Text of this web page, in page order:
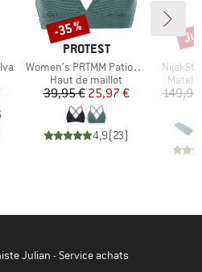
MARQUE
PROTEST
Article
Women's PRTMM Patio Triangle
Product group
Haut de maillot
Prix
39,95 €Prix réduit
25,97 €
4,9(23)
Remise
-35 %
Article
NijakSt.
Julian - Service achats